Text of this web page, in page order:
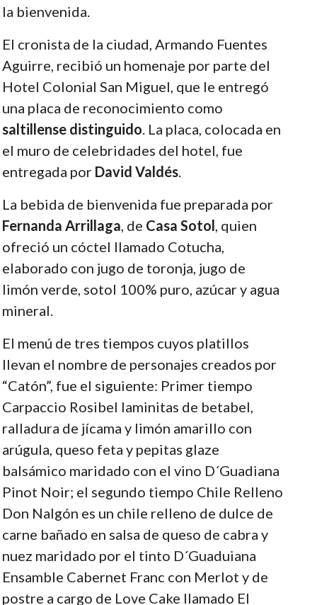
la bienvenida.
El cronista de la ciudad, Armando Fuentes
Aguirre, recibió un homenaje por parte del
Hotel Colonial San Miguel, que le entregó
una placa de reconocimiento como
saltillense distinguido. La placa, colocada en
el muro de celebridades del hotel, fue
entregada por David Valdés.
La bebida de bienvenida fue preparada por
Fernanda Arrillaga, de Casa Sotol, quien
ofreció un cóctel llamado Cotucha,
elaborado con jugo de toronja, jugo de
limón verde, sotol 100% puro, azúcar y agua
mineral.
El menú de tres tiempos cuyos platillos
llevan el nombre de personajes creados por
“Catón”, fue el siguiente: Primer tiempo
Carpaccio Rosibel laminitas de betabel,
ralladura de jícama y limón amarillo con
arúgula, queso feta y pepitas glaze
balsámico maridado con el vino D´Guadiana
Pinot Noir; el segundo tiempo Chile Relleno
Don Nalgón es un chile relleno de dulce de
carne bañado en salsa de queso de cabra y
nuez maridado por el tinto D´Guaduiana
Ensamble Cabernet Franc con Merlot y de
postre a cargo de Love Cake llamado El